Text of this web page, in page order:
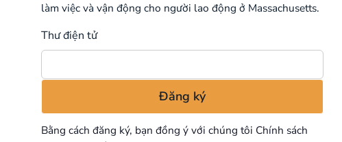
làm việc và vận động cho người lao động ở Massachusetts.
Thư điện tử
Bằng cách đăng ký, bạn đồng ý với chúng tôi Chính sách